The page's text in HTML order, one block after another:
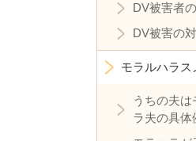
DV被害者
DV被害の
モラルハラス
うちの夫
ラ夫の具体